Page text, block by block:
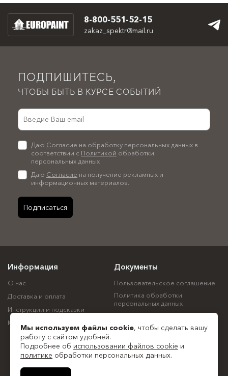
8-800-551-52-15
zakaz_spektr@mail.ru
ПОДПИШИТЕСЬ,
ЧТОБЫ БЫТЬ В КУРСЕ СОБЫТИЙ
Даю Согласие на обработку персональных данных в
соответствии с Политикой обработки
персональных данных
Даю Согласие на получение рекламных и
информационных материалов.
Подписаться
Информация
О нас
Доставка и оплата
Инструкции и подсказки
Контакты
Документы
Пользовательское соглашение
Политика обработки
персональных данных
Политика использования
файлов cookie
персональных данных
Все документы
Мы используем файлы cookie, чтобы сделать вашу
работу с сайтом удобней.
Подробнее об использовании файлов cookie и
политике обработки персональных данных.